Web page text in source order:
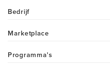
Bedrijf
Marketplace
Programma's